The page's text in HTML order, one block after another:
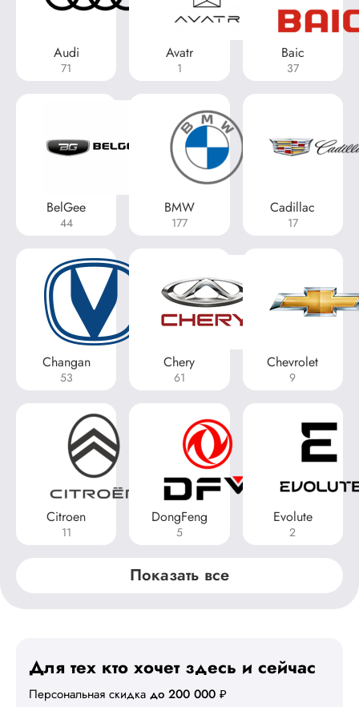
Audi
71
Avatr
1
Baic
37
BelGee
44
BMW
177
Cadillac
17
Changan
53
Chery
61
Chevrolet
9
Citroen
11
DongFeng
5
Evolute
2
Показать все
Для тех кто хочет здесь и сейчас
Персональная скидка до 200 000 ₽